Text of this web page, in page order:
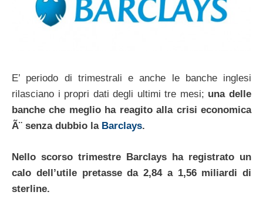
E’ periodo di trimestrali e anche le banche inglesi
rilasciano i propri dati degli ultimi tre mesi; una delle
banche che meglio ha reagito alla crisi economica
Ã¨ senza dubbio la Barclays.
Nello scorso trimestre Barclays ha registrato un
calo dell’utile pretasse da 2,84 a 1,56 miliardi di
sterline.